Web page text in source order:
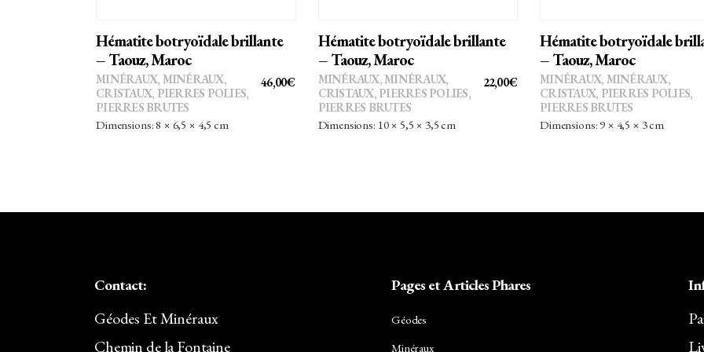
Hématite botryoïdale brillante
– Taouz, Maroc
46,00€
MINÉRAUX, MINÉRAUX,
CRISTAUX, PIERRES POLIES,
PIERRES BRUTES
Dimensions: 8 × 6,5 × 4,5 cm
Hématite botryoïdale brillante
– Taouz, Maroc
22,00€
MINÉRAUX, MINÉRAUX,
CRISTAUX, PIERRES POLIES,
PIERRES BRUTES
Dimensions: 10 × 5,5 × 3,5 cm
Hématite botryoïdale
– Taouz, Maroc
MINÉRAUX, MINÉRAUX,
CRISTAUX, PIERRES POLIES,
PIERRES BRUTES
Dimensions: 9 × 4,5 × 3 cm
Contact:
Géodes Et Minéraux
Chemin de la Fontaine
Pages et Articles Phares
Géodes
Minéraux